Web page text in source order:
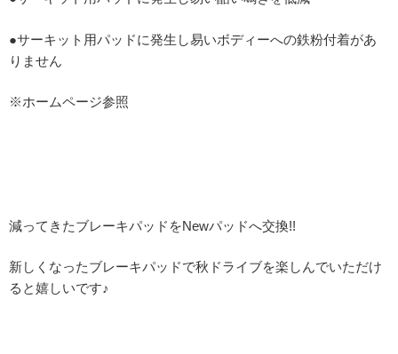
●サーキット用パッドに発生し易いボディーへの鉄粉付着があ
りません
※ホームページ参照
減ってきたブレーキパッドをNewパッドへ交換!!
新しくなったブレーキパッドで秋ドライブを楽しんでいただけ
ると嬉しいです♪